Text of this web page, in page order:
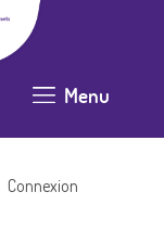
Menu
Connexion